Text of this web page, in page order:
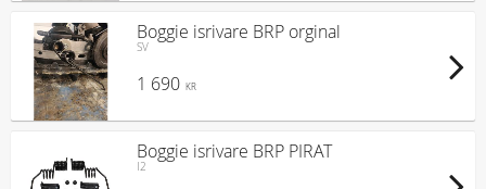
Boggie isrivare BRP orginal
SV
1 690 KR
Boggie isrivare BRP PIRAT
I2